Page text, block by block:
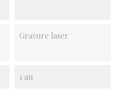
Gravure laser
1 an